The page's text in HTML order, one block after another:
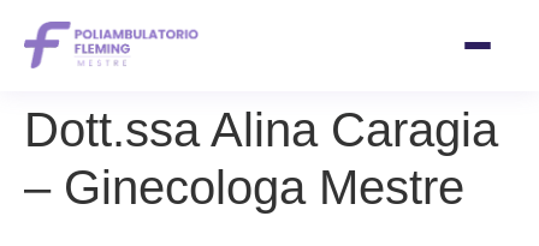
Dott.ssa Alina Caragia
– Ginecologa Mestre